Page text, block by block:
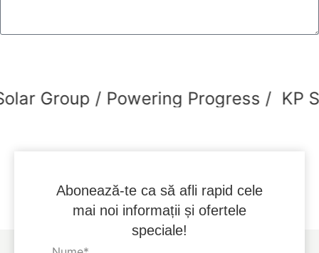
Group / Powering Progress /KP
Abonează-te ca să afli rapid cele
mai noi informații și ofertele
speciale!